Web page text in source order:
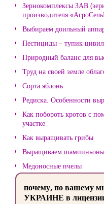
Зернокомплексы ЗАВ
производителя
Выбираем доильный
Пестициды – тупик
Природный баланс для
Труд на своей земле
Сорта яблонь
Редиска. Особенности
Как побороть кротов с
участке
Как выращивать грибы
Выращиваем шампиньоны
Медоносные пчелы
почему, по вашему
УКРАИНЕ в лицензии